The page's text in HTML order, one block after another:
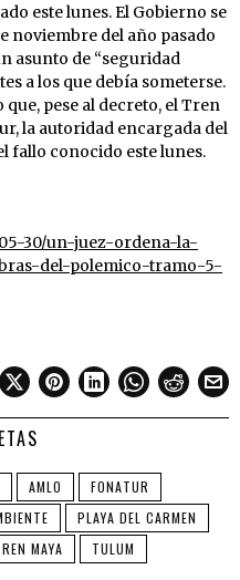
este lunes. El Gobierno se
noviembre del año pasado
asunto de “seguridad
a los que debía someterse.
pese al decreto, el Tren
la autoridad encargada del
fallo conocido este lunes.
30/un-juez-ordena-la-
del-polemico-tramo-5-
AMLO
FONATUR
PLAYA DEL CARMEN
MAYA TULUM